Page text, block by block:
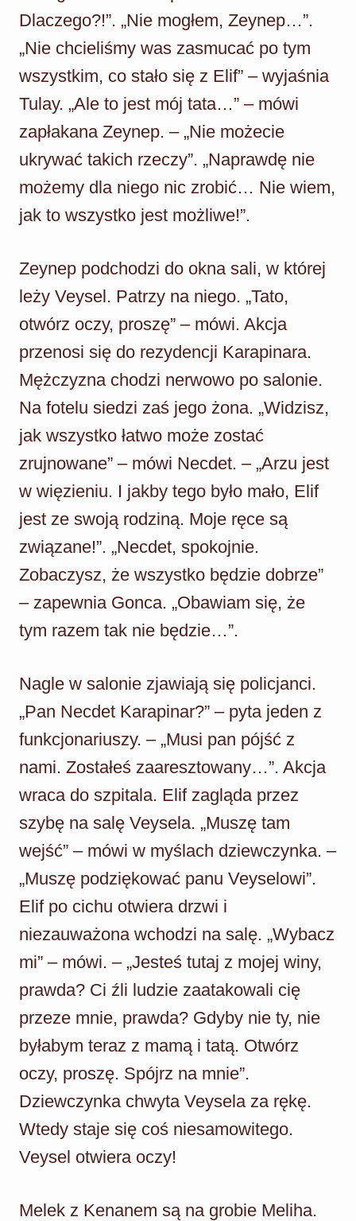
Dlaczego?!”. „Nie mogłem, Zeynep…”.
„Nie chcieliśmy was zasmucać po tym
wszystkim, co stało się z Elif” – wyjaśnia
Tulay. „Ale to jest mój tata…” – mówi
zapłakana Zeynep. – „Nie możecie
ukrywać takich rzeczy”. „Naprawdę nie
możemy dla niego nic zrobić… Nie wiem,
jak to wszystko jest możliwe!”.
Zeynep podchodzi do okna sali, w której
leży Veysel. Patrzy na niego. „Tato,
otwórz oczy, proszę” – mówi. Akcja
przenosi się do rezydencji Karapinara.
Mężczyzna chodzi nerwowo po salonie.
Na fotelu siedzi zaś jego żona. „Widzisz,
jak wszystko łatwo może zostać
zrujnowane” – mówi Necdet. – „Arzu jest
w więzieniu. I jakby tego było mało, Elif
jest ze swoją rodziną. Moje ręce są
związane!”. „Necdet, spokojnie.
Zobaczysz, że wszystko będzie dobrze”
– zapewnia Gonca. „Obawiam się, że
tym razem tak nie będzie…”.
Nagle w salonie zjawiają się policjanci.
„Pan Necdet Karapinar?” – pyta jeden z
funkcjonariuszy. – „Musi pan pójść z
nami. Zostałeś zaaresztowany…”. Akcja
wraca do szpitala. Elif zagląda przez
szybę na salę Veysela. „Muszę tam
wejść” – mówi w myślach dziewczynka. –
„Muszę podziękować panu Veyselowi”.
Elif po cichu otwiera drzwi i
niezauważona wchodzi na salę. „Wybacz
mi” – mówi. – „Jesteś tutaj z mojej winy,
prawda? Ci źli ludzie zaatakowali cię
przeze mnie, prawda? Gdyby nie ty, nie
byłabym teraz z mamą i tatą. Otwórz
oczy, proszę. Spójrz na mnie”.
Dziewczynka chwyta Veysela za rękę.
Wtedy staje się coś niesamowitego.
Veysel otwiera oczy!
Melek z Kenanem są na grobie Meliha.